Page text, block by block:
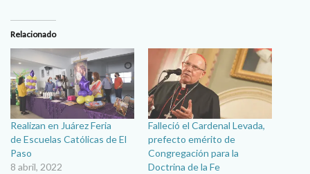
Relacionado
Realizan en Juárez Feria
de Escuelas Católicas de El
Paso
8 abril, 2022
Falleció el Cardenal Levada,
prefecto emérito de
Congregación para la
Doctrina de la Fe